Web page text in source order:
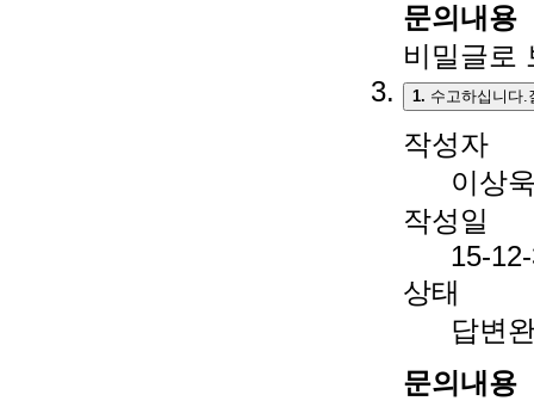
문의내용
비밀글로
1. 수고하십니다.
작성자
이상
작성일
15-
상태
답변
문의내용